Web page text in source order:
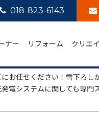
018-823-6143
ナー リフォーム クリエ
お任せください！雪下ろし
電システムに関しても専門